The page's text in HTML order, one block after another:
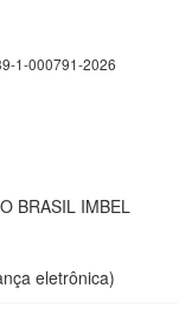
1-000791-2026
BRASIL IMBEL
eletrônica)